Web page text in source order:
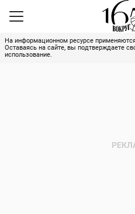
На информационном ресурсе
Оставаясь на сайте, вы подтверждаете
использование.